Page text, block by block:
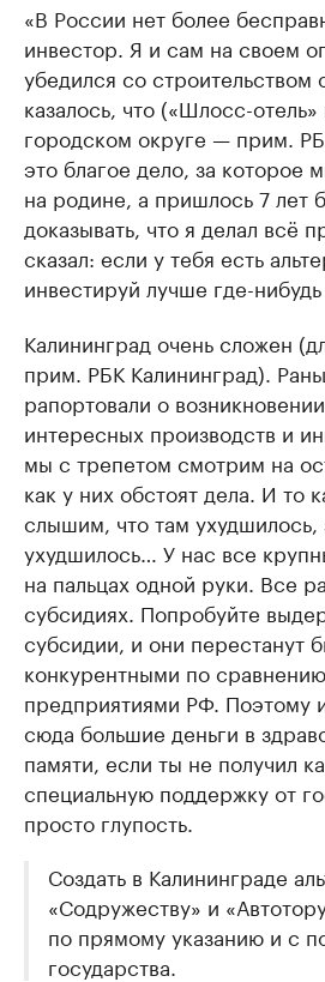
«В России нет более
инвестор. Я и сам на своем
убедился со строительством
казалось, что («Шлосс-
городском округе — прим.
это благое дело, за которое
на родине, а пришлось 7 лет
доказывать, что я делал всё
сказал: если у тебя есть
инвестируй лучше где-нибудь
Калининград очень сложен
прим. РБК Калининград).
рапортовали о
интересных производств и
мы с трепетом смотрим на
как у них обстоят дела. И то
слышим, что там ухудшилось,
ухудшилось… У нас все
на пальцах одной руки. Все
субсидиях. Попробуйте
субсидии, и они перестанут
конкурентными по
предприятиями РФ. Поэтому
сюда большие деньги в
памяти, если ты не получил
специальную поддержку от
просто глупость.
Создать в Калининграде
«Содружеству» и
по прямому указанию и с
государства.